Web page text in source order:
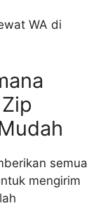
WA di
semua
mengirim